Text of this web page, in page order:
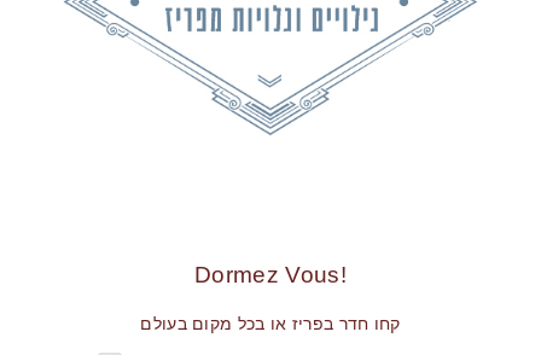
!Dormez Vous
קחו חדר בפריז או בכל מקום בעולם